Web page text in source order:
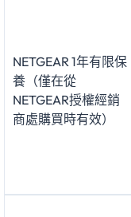
NETGEAR 1年有限保
養（僅在從
NETGEAR授權經銷
商處購買時有效）